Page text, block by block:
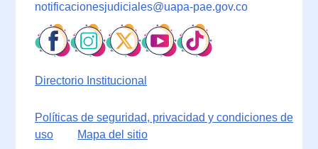
notificacionesjudiciales@uapa-pae.gov.co
Directorio Institucional
Políticas de seguridad, privacidad y condiciones de
uso
Mapa del sitio